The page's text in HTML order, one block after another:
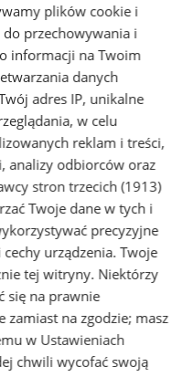
opiekuńczych?
świadcząceusługi
profesjonalną placówkę
opiekuńcze
i swoich bliskich.
Dom
Opieka i
plików cookie i
przechowywania i
informacji na Twoim
danych
adres IP, unikalne
w celu
reklam i treści,
analizy odbiorców oraz
stron trzecich (1913)
Twoje dane w tych i
precyzyjne
urządzenia. Twoje
tej witryny. Niektórzy
się na prawnie
zamiast na zgodzie; masz
w Ustawieniach
chwili wycofać swoją